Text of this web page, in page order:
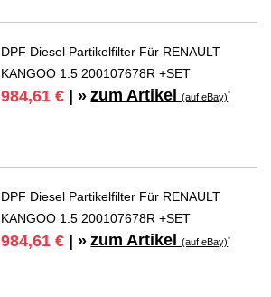
DPF Diesel Partikelfilter Für RENAULT
KANGOO 1.5 200107678R +SET
984,61 € | » zum Artikel(auf eBay)*
DPF Diesel Partikelfilter Für RENAULT
KANGOO 1.5 200107678R +SET
984,61 € | » zum Artikel(auf eBay)*